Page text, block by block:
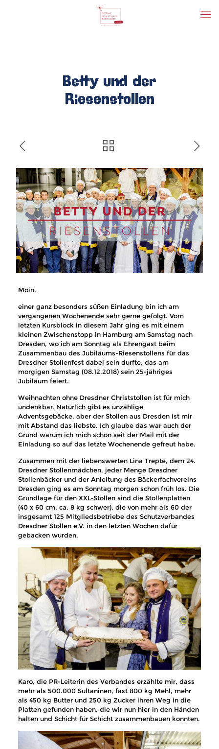
Betty und der
Riesenstollen
Moin,
einer ganz besonders süßen Einladung bin ich am
vergangenen Wochenende sehr gerne gefolgt. Vom
letzten Kursblock in diesem Jahr ging es mit einem
kleinen Zwischenstopp in Hamburg am Samstag nach
Dresden, wo ich am Sonntag als Ehrengast beim
Zusammenbau des Jubiläums-Riesenstollens für das
Dresdner Stollenfest dabei sein durfte, das am
morgigen Samstag (08.12.2018) sein 25-jähriges
Jubiläum feiert.
Weihnachten ohne Dresdner Christstollen ist für mich
undenkbar. Natürlich gibt es unzählige
Adventsgebäcke, aber der Stollen aus Dresden ist mir
mit Abstand das liebste. Ich glaube das war auch der
Grund warum ich mich schon seit der Mail mit der
Einladung so auf das letzte Wochenende gefreut habe.
Zusammen mit der liebenswerten Lina Trepte, dem 24.
Dresdner Stollenmädchen, jeder Menge Dresdner
Stollenbäcker und der Anleitung des Bäckerfachvereins
Dresden ging es am Sonntag morgen schon früh los. Die
Grundlage für den XXL-Stollen sind die Stollenplatten
(40 x 60 cm, ca. 8 kg schwer), die von mehr als 60 der
insgesamt 125 Mitgliedsbetriebe des Schutzverbandes
Dresdner Stollen e.V. in den letzten Wochen dafür
gebacken wurden.
Karo, die PR-Leiterin des Verbandes erzählte mir, dass
mehr als 500.000 Sultaninen, fast 800 kg Mehl, mehr
als 450 kg Butter und 250 kg Zucker ihren Weg in die
Platten gefunden haben, die wir nun hier in den Händen
halten und Schicht für Schicht zusammenbauen konnten.